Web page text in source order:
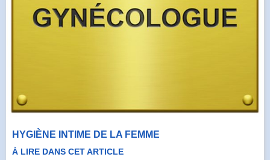
HYGIÈNE INTIME DE LA FEMME
À LIRE DANS CET ARTICLE